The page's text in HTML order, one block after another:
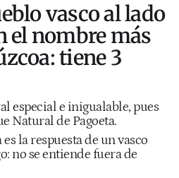
vasco al lado
el nombre más
tiene 3
especial e inigualable, pues
Natural de Pagoeta.
es la respuesta de un vasco
no se entiende fuera de